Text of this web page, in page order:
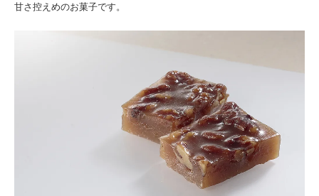
甘さ控えめのお菓子です。